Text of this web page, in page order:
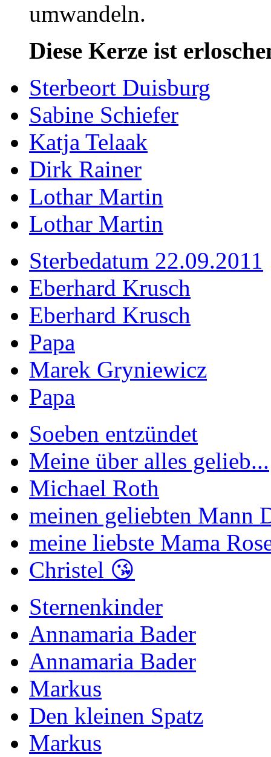
umwandeln.
Diese Kerze ist
Sterbeort Duisburg
Sabine Schiefer
Katja Telaak
Dirk Rainer
Lothar Martin
Lothar Martin
Sterbedatum 22.09.2011
Eberhard Krusch
Eberhard Krusch
Papa
Marek Gryniewicz
Papa
Soeben entzündet
Meine über alles gelieb...
Michael Roth
meinen geliebten Mann
meine liebste Mama
Christel 😘
Sternenkinder
Annamaria Bader
Annamaria Bader
Markus
Den kleinen Spatz
Markus